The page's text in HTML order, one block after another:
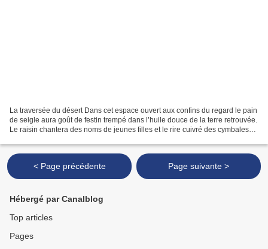
La traversée du désert Dans cet espace ouvert aux confins du regard le pain
de seigle aura goût de festin trempé dans l’huile douce de la terre retrouvée.
Le raisin chantera des noms de jeunes filles et le rire cuivré des cymbales
< Page précédente Page suivante >
Hébergé par Canalblog
Top articles
Pages